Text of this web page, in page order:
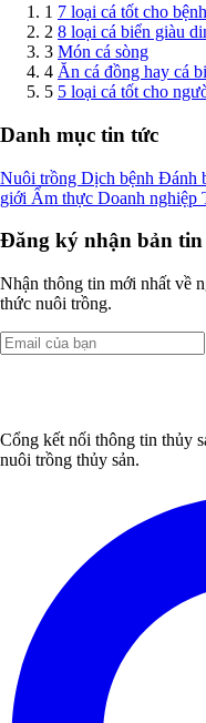
1 7 loại cá tốt cho
2 8 loại cá biển giàu
3 Món cá sòng
4 Ăn cá đồng hay cá
5 5 loại cá tốt cho
Danh mục tin tức
Nuôi trồng Dịch bệnh Đánh
giới Ẩm thực Doanh nghiệp
Đăng ký nhận bản tin
Nhận thông tin mới nhất về
thức nuôi trồng.
Cổng kết nối thông tin thủy
nuôi trồng thủy sản.